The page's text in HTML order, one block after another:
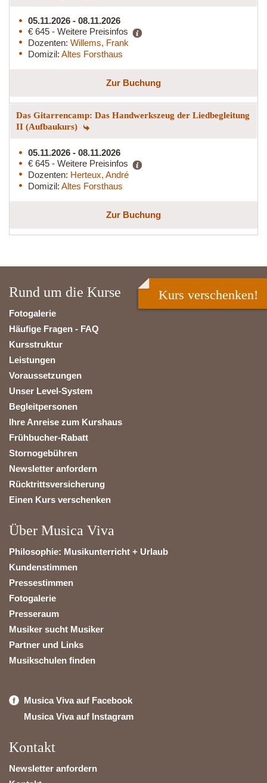
05.11.2026 - 08.11.2026
€ 645 - Weitere Preisinfos
Dozenten: Willems, Frank
Domizil: Altes Forsthaus
Zur Buchung
Das Gitarrencamp: Das Handwerkszeug der Liedbegleitung
II (Aufbaukurs)
05.11.2026 - 08.11.2026
€ 645 - Weitere Preisinfos
Dozenten: Herteux, André
Domizil: Altes Forsthaus
Zur Buchung
Rund um die Kurse
Fotogalerie
Häufige Fragen - FAQ
Kursstruktur
Leistungen
Voraussetzungen
Unser Level-System
Begleitpersonen
Ihre Anreise zum Kurshaus
Frühbucher-Rabatt
Stornogebühren
Newsletter anfordern
Rücktrittsversicherung
Einen Kurs verschenken
Über Musica Viva
Philosophie: Musikunterricht + Urlaub
Kundenstimmen
Pressestimmen
Fotogalerie
Presseraum
Musiker sucht Musiker
Partner und Links
Musikschulen finden
Musica Viva auf Facebook
Musica Viva auf Instagram
Kontakt
Newsletter anfordern
Kurs verschenken!